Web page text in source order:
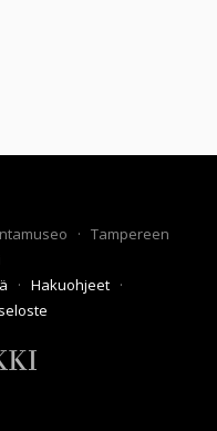
· Tampereen
· Hakuohjeet ·